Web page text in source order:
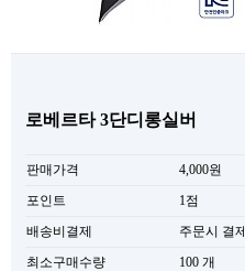
로베르타 3단디롱실버
판매가격
4,000원
포인트
1점
배송비결제
주문시 결제
최소구매수량
100 개